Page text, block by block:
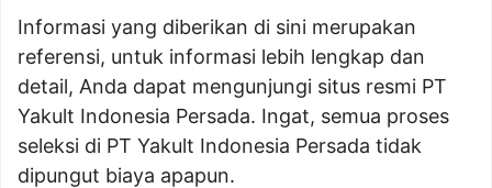
Informasi yang diberikan di sini merupakan
referensi, untuk informasi lebih lengkap dan
detail, Anda dapat mengunjungi situs resmi PT
Yakult Indonesia Persada. Ingat, semua proses
seleksi di PT Yakult Indonesia Persada tidak
dipungut biaya apapun.